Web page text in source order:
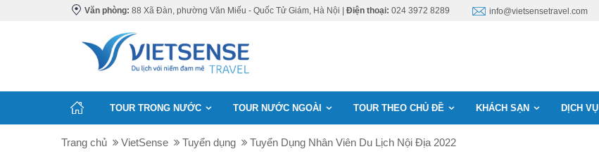
Văn phòng: 88 Xã Đàn, phường Văn Miếu - Quốc Tử Giám, Hà Nội | Điện thoại: 024 3972 8289 info@vietsensetravel.com
TOUR TRONG NƯỚC TOUR NƯỚC NGOÀI TOUR THEO CHỦ ĐỀ KHÁCH SẠN DỊCH VỤ
Trang chủ VietSense Tuyển dụng Tuyển Dụng Nhân Viên Du Lịch Nội Địa 2022